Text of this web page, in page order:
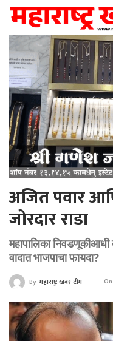
अजित पवार
जोरदार राडा
महापालिका
वादात भाजपाचा फायदा?
By महाराष्ट्र खबर टीम On